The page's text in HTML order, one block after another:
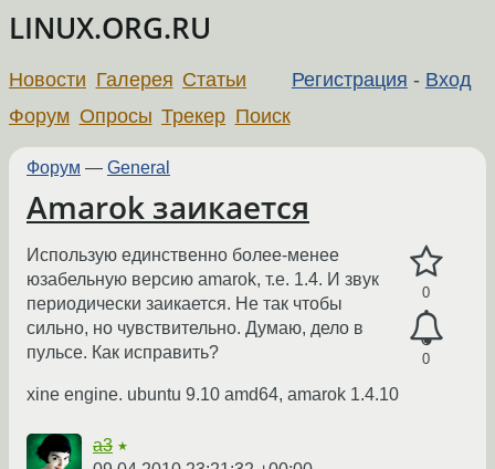
LINUX.ORG.RU
Регистрация - Вход
Новости Галерея Статьи
Форум Опросы Трекер Поиск
Форум — General
Amarok заикается
0
0
Использую единственно более-менее
юзабельную версию amarok, т.е. 1.4. И звук
периодически заикается. Не так чтобы
сильно, но чувствительно. Думаю, дело в
пульсе. Как исправить?
xine engine. ubuntu 9.10 amd64, amarok 1.4.10
a3 ★